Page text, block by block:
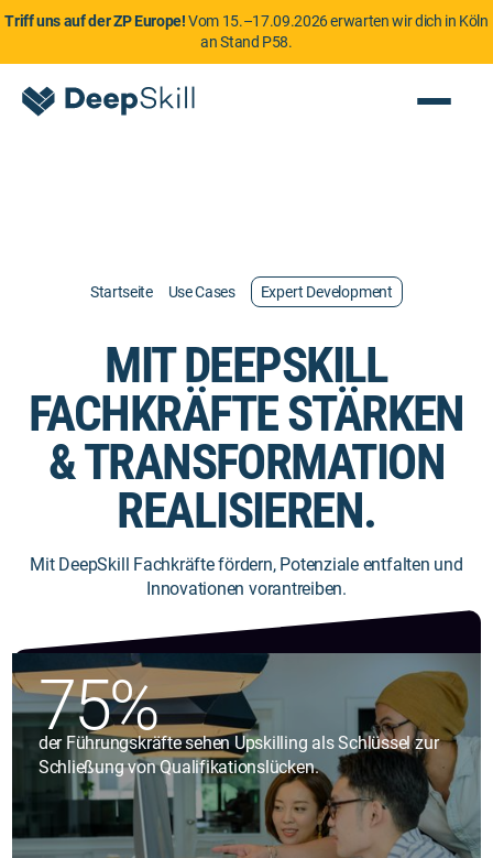
Triff uns auf der ZP Europe!Vom 15.–17.09.2026 erwarten wir dich in Köln
an Stand P58.
Startseite Use Cases Expert Development
MIT DEEPSKILL
FACHKRÄFTE STÄRKEN
& TRANSFORMATION
REALISIEREN.
Mit DeepSkill Fachkräfte fördern, Potenziale entfalten und
Innovationen vorantreiben.
75%
der Führungskräfte sehen Upskilling als Schlüssel zur
Schließung von Qualifikationslücken.